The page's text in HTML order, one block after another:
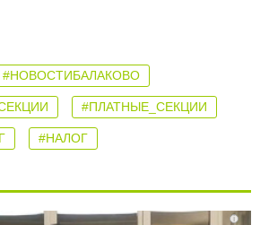
#НОВОСТИБАЛАКОВО
#ПЛАТНЫЕ_СЕКЦИИ
#НАЛОГ
i